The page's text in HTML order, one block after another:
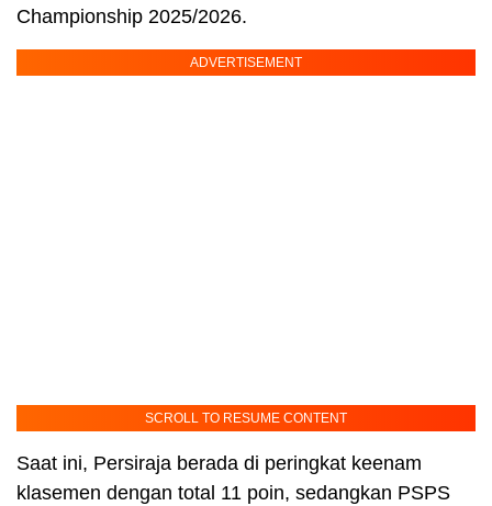
Championship 2025/2026.
ADVERTISEMENT
SCROLL TO RESUME CONTENT
Saat ini, Persiraja berada di peringkat keenam
klasemen dengan total 11 poin, sedangkan PSPS